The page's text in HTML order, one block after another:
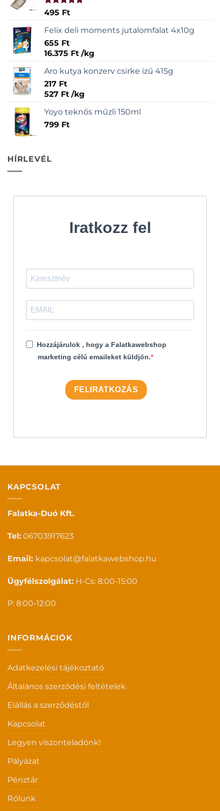
Értékelés:
495 Ft
Felix deli moments jutalomfalat 4x10g
655 Ft
16.375 Ft /kg
Aro kutya konzerv csirke ízű 415g
217 Ft
527 Ft /kg
Yoyo teknős műzli 150ml
799 Ft
HÍRLEVÉL
Iratkozz fel
Hozzájárulok , hogy a Falatkawebshop
marketing célú emaileket küldjön.
FELIRATKOZÁS
KAPCSOLAT
Falatka-Duó Kft.
Tel: 06703917623
Email: kapcsolat@falatkawebshop.hu
Ügyfélszolgálat: H-Cs: 8:00-15:00
P: 8:00-12:00
INFORMÁCIÓK
Adatkezelési tájékoztató
Általános szerződési feltételek
Elállás a szerződéstől
Kapcsolat
Legyen viszonteladónk!
Pályázat
Pénztár
Rólunk